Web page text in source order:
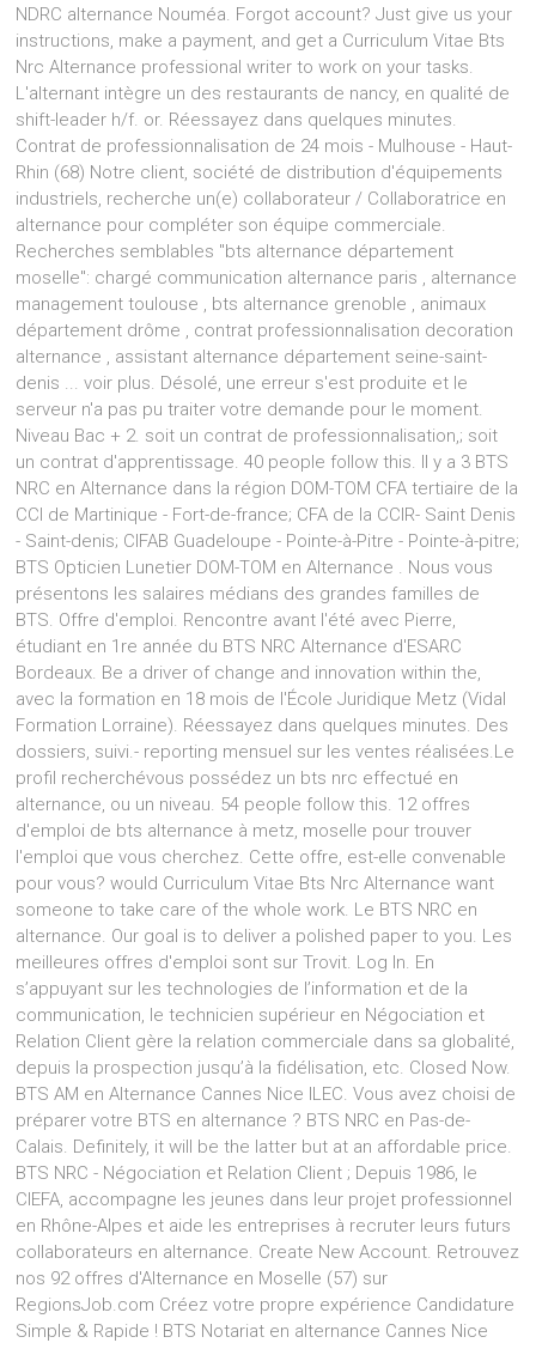
NDRC alternance Nouméa. Forgot account? Just give us your
instructions, make a payment, and get a Curriculum Vitae Bts
Nrc Alternance professional writer to work on your tasks.
L'alternant intègre un des restaurants de nancy, en qualité de
shift-leader h/f. or. Réessayez dans quelques minutes.
Contrat de professionnalisation de 24 mois - Mulhouse - Haut-
Rhin (68) Notre client, société de distribution d'équipements
industriels, recherche un(e) collaborateur / Collaboratrice en
alternance pour compléter son équipe commerciale.
Recherches semblables "bts alternance département
moselle": chargé communication alternance paris , alternance
management toulouse , bts alternance grenoble , animaux
département drôme , contrat professionnalisation decoration
alternance , assistant alternance département seine-saint-
denis ... voir plus. Désolé, une erreur s'est produite et le
serveur n'a pas pu traiter votre demande pour le moment.
Niveau Bac + 2. soit un contrat de professionnalisation,; soit
un contrat d'apprentissage. 40 people follow this. Il y a 3 BTS
NRC en Alternance dans la région DOM-TOM CFA tertiaire de la
CCI de Martinique - Fort-de-france; CFA de la CCIR- Saint Denis
- Saint-denis; CIFAB Guadeloupe - Pointe-à-Pitre - Pointe-à-pitre;
BTS Opticien Lunetier DOM-TOM en Alternance . Nous vous
présentons les salaires médians des grandes familles de
BTS. Offre d'emploi. Rencontre avant l'été avec Pierre,
étudiant en 1re année du BTS NRC Alternance d'ESARC
Bordeaux. Be a driver of change and innovation within the,
avec la formation en 18 mois de l'École Juridique Metz (Vidal
Formation Lorraine). Réessayez dans quelques minutes. Des
dossiers, suivi.- reporting mensuel sur les ventes réalisées.Le
profil recherchévous possédez un bts nrc effectué en
alternance, ou un niveau. 54 people follow this. 12 offres
d'emploi de bts alternance à metz, moselle pour trouver
l'emploi que vous cherchez. Cette offre, est-elle convenable
pour vous? would Curriculum Vitae Bts Nrc Alternance want
someone to take care of the whole work. Le BTS NRC en
alternance. Our goal is to deliver a polished paper to you. Les
meilleures offres d'emploi sont sur Trovit. Log In. En
s’appuyant sur les technologies de l’information et de la
communication, le technicien supérieur en Négociation et
Relation Client gère la relation commerciale dans sa globalité,
depuis la prospection jusqu’à la fidélisation, etc. Closed Now.
BTS AM en Alternance Cannes Nice ILEC. Vous avez choisi de
préparer votre BTS en alternance ? BTS NRC en Pas-de-
Calais. Definitely, it will be the latter but at an affordable price.
BTS NRC - Négociation et Relation Client ; Depuis 1986, le
CIEFA, accompagne les jeunes dans leur projet professionnel
en Rhône-Alpes et aide les entreprises à recruter leurs futurs
collaborateurs en alternance. Create New Account. Retrouvez
nos 92 offres d'Alternance en Moselle (57) sur
RegionsJob.com Créez votre propre expérience Candidature
Simple & Rapide ! BTS Notariat en alternance Cannes Nice